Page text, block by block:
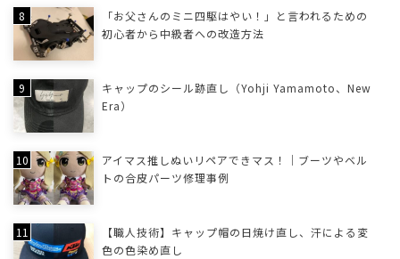
「お父さんのミニ四駆はやい！」と言われるための
初心者から中級者への改造方法
キャップのシール跡直し（Yohji Yamamoto、New
Era）
アイマス推しぬいリペアできマス！｜ブーツやベル
トの合皮パーツ修理事例
【職人技術】キャップ帽の日焼け直し、汗による変
色の色染め直し